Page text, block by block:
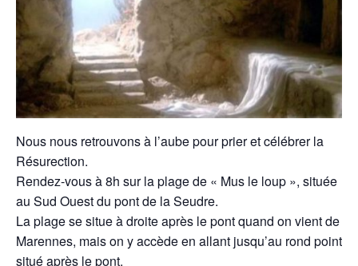
Nous nous retrouvons à l’aube pour prier et célébrer la
Résurection.
Rendez-vous à 8h sur la plage de « Mus le loup », située
au Sud Ouest du pont de la Seudre.
La plage se situe à droite après le pont quand on vient de
Marennes, mais on y accède en allant jusqu’au rond point
situé après le pont.